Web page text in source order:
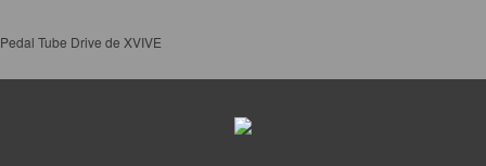
Pedal Tube Drive de XVIVE